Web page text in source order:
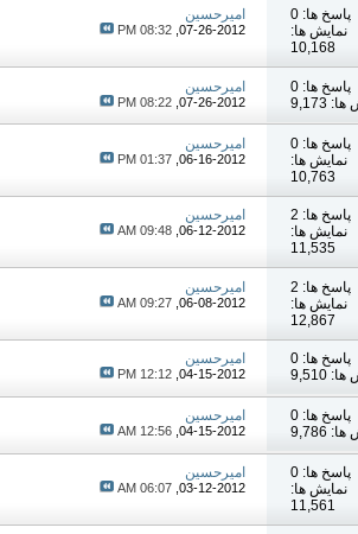
پاسخ ها: 0
نمایش ها:
10,168
امیرحسین
07-26-2012,
08:32 PM
پاسخ ها: 0
9,173
امیرحسین
07-26-2012,
08:22 PM
پاسخ ها: 0
نمایش ها:
10,763
امیرحسین
06-16-2012,
01:37 PM
پاسخ ها: 2
نمایش ها:
11,535
امیرحسین
06-12-2012,
09:48 AM
پاسخ ها: 2
نمایش ها:
12,867
امیرحسین
06-08-2012,
09:27 AM
پاسخ ها: 0
9,510
امیرحسین
04-15-2012,
12:12 PM
پاسخ ها: 0
9,786
امیرحسین
04-15-2012,
12:56 AM
پاسخ ها: 0
نمایش ها:
11,561
امیرحسین
03-12-2012,
06:07 AM